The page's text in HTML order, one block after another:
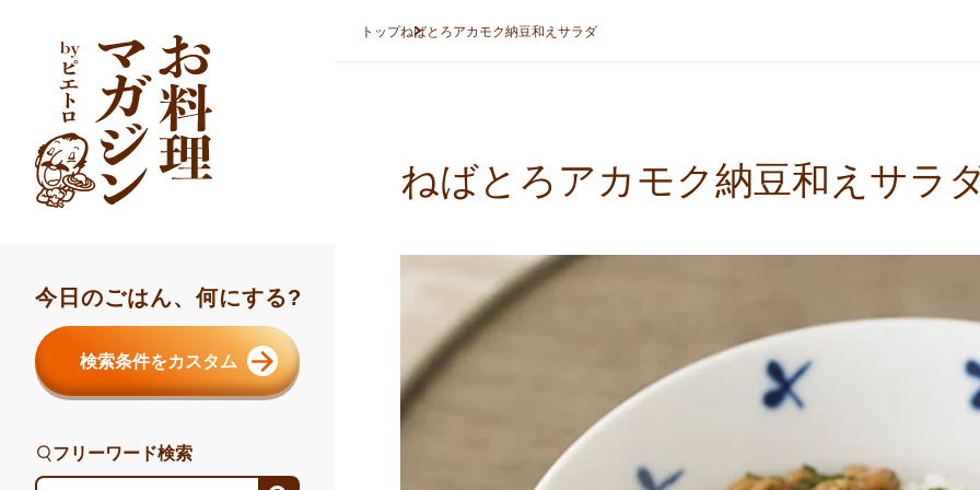
今日のごはん、何にする?
検索条件をカスタム
フリーワード検索
トップねばとろアカモク納豆和えサラダ
ねばとろアカモク納豆和えサラ